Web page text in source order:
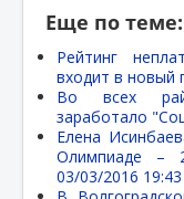
Еще по теме:
Рейтинг
входит в новый
Во всех
заработало
Елена
Олимпиаде –
03/03/2016 19:43